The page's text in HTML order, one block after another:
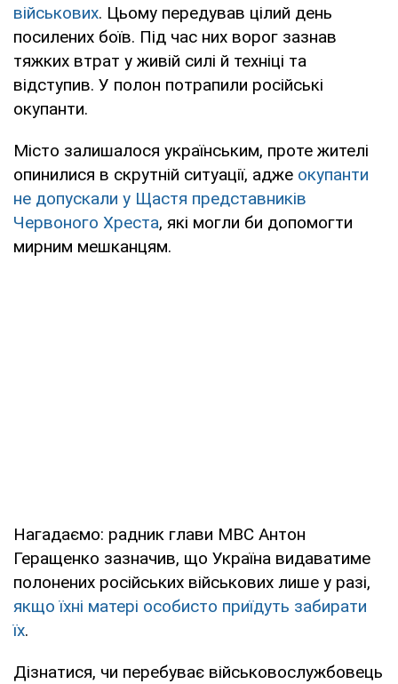
військових. Цьому передував цілий день
посилених боїв. Під час них ворог зазнав
тяжких втрат у живій силі й техніці та
відступив. У полон потрапили російські
окупанти.
Місто залишалося українським, проте жителі
опинилися в скрутній ситуації, адже окупанти
не допускали у Щастя представників
Червоного Хреста, які могли би допомогти
мирним мешканцям.
Нагадаємо: радник глави МВС Антон
Геращенко зазначив, що Україна видаватиме
полонених російських військових лише у разі,
якщо їхні матері особисто приїдуть забирати
їх.
Дізнатися, чи перебуває військовослужбовець